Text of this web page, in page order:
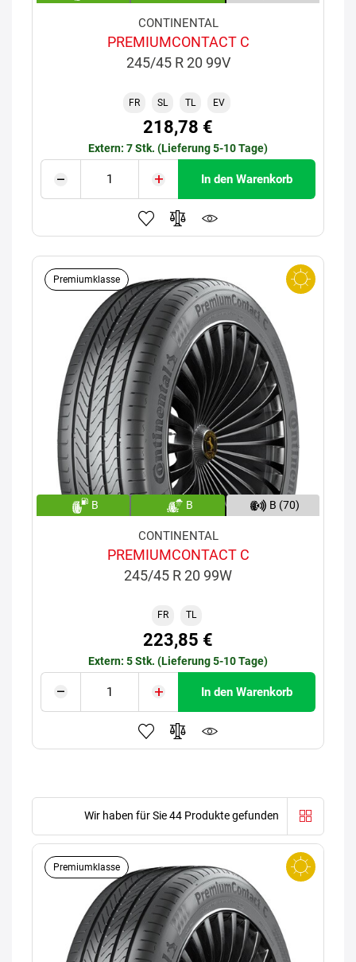
CONTINENTAL
PREMIUMCONTACT C
245/45 R 20 99V
FR SL TL EV
218,78 €
Extern: 7 Stk. (Lieferung 5-10 Tage)
In den Warenkorb
Premiumklasse
B B B (70)
CONTINENTAL
PREMIUMCONTACT C
245/45 R 20 99W
FR TL
223,85 €
Extern: 5 Stk. (Lieferung 5-10 Tage)
In den Warenkorb
Wir haben für Sie 44 Produkte gefunden
Premiumklasse